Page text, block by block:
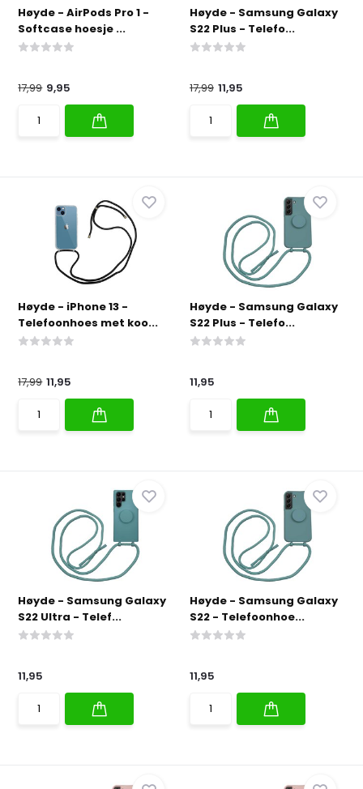
Høyde - AirPods Pro 1 -
Softcase hoesje ...
17,99 9,95
Høyde - Samsung Galaxy
S22 Plus - Telefo...
17,99 11,95
Høyde - iPhone 13 -
Telefoonhoes met koo...
17,99 11,95
Høyde - Samsung Galaxy
S22 Plus - Telefo...
11,95
Høyde - Samsung Galaxy
S22 Ultra - Telef...
11,95
Høyde - Samsung Galaxy
S22 - Telefoonhoe...
11,95